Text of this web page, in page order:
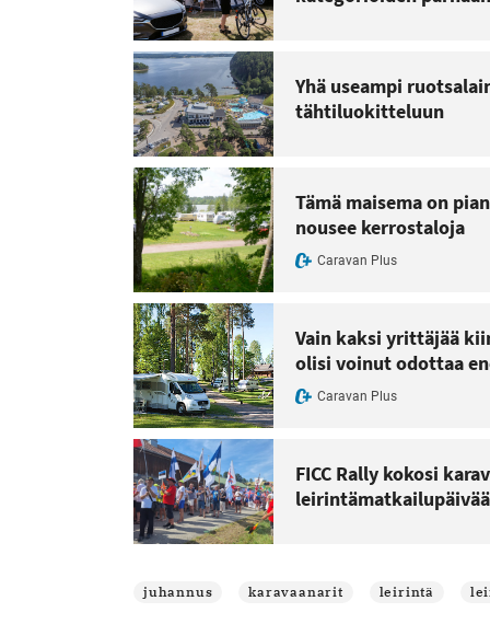
Yhä useampi
tähtiluokitteluun
Tämä maisema on
nousee kerrostaloja
Caravan Plus
Vain kaksi yrittäjää
olisi voinut odottaa
Caravan Plus
FICC Rally kokosi
juhannus karavaanarit leirintä